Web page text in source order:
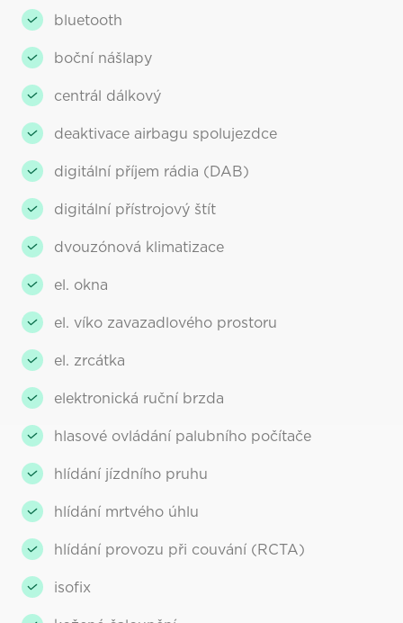
bluetooth
boční nášlapy
centrál dálkový
deaktivace airbagu spolujezdce
digitální příjem rádia (DAB)
digitální přístrojový štít
dvouzónová klimatizace
el. okna
el. víko zavazadlového prostoru
el. zrcátka
elektronická ruční brzda
hlasové ovládání palubního počítače
hlídání jízdního pruhu
hlídání mrtvého úhlu
hlídání provozu při couvání (RCTA)
isofix